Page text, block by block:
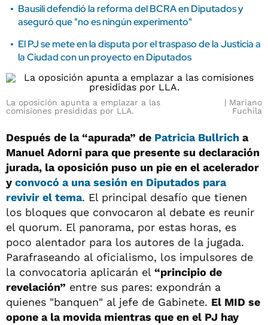
Bausili defendió la reforma del BCRA en Diputados y
aseguró que "no es ningún experimento"
El PJ se mete en la disputa por el traspaso de la Justicia a
la Ciudad con un proyecto en Diputados
La oposición apunta a emplazar a las
comisiones presididas por LLA.
Mariano
Fuchila
Después de la “apurada” de Patricia Bullrich a
Manuel Adorni para que presente su declaración
jurada, la oposición puso un pie en el acelerador
y convocó a una sesión en Diputados para
revivir el tema. El principal desafío que tienen
los bloques que convocaron al debate es reunir
el quorum. El panorama, por estas horas, es
poco alentador para los autores de la jugada.
Parafraseando al oficialismo, los impulsores de
la convocatoria aplicarán el “principio de
revelación” entre sus pares: expondrán a
quienes "banquen" al jefe de Gabinete. El MID se
opone a la movida mientras que en el PJ hay